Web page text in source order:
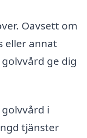
Oavsett om
eller annat
ge dig
i
tjänster